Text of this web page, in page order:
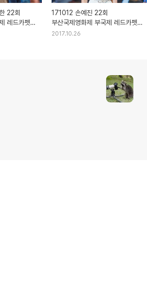
22회
레드카펫
171012 손예진 22회
부산국제영화제 부국제 레드카펫
직찍
2017.10.26